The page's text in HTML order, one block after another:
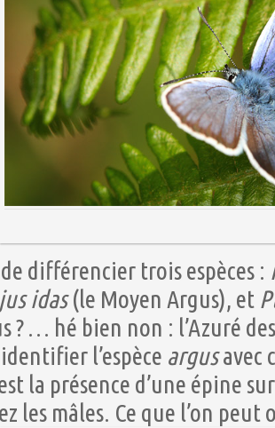
différencier trois espèces :
idas(le Moyen Argus), et
? … hé bien non : l’Azuré
l’espèce argusavec
la présence d’une épine
les mâles. Ce que l’on peut